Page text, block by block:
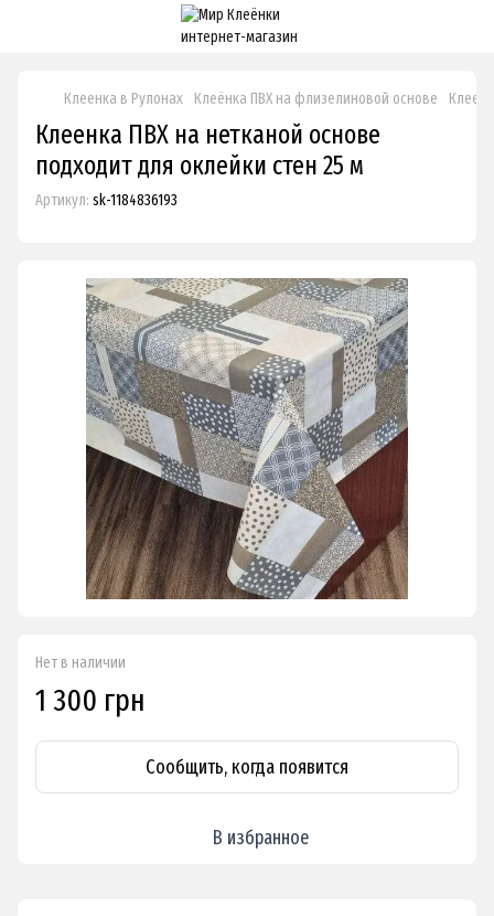
Клеенка в Рулонах Клеёнка ПВХ на флизелиновой основе
Клеенка ПВХ на нетканой основе
подходит для оклейки стен 25 м
Артикул: sk-1184836193
Нет в наличии
1 300 грн
Сообщить, когда появится
В избранное